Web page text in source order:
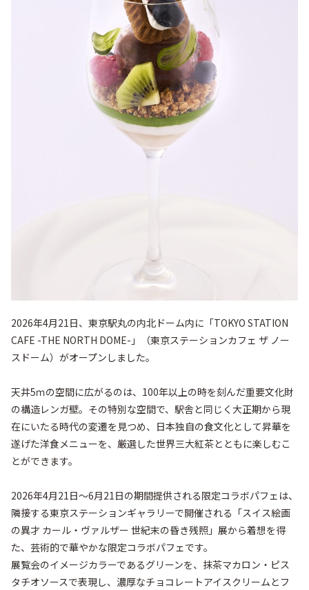
2026年4月21日、東京駅丸の内北ドーム内に「TOKYO STATION
CAFE -THE NORTH DOME-」（東京ステーションカフェ ザ ノー
スドーム）がオープンしました。
天井5ｍの空間に広がるのは、100年以上の時を刻んだ重要文化財
の構造レンガ壁。その特別な空間で、駅舎と同じく大正期から現
在にいたる時代の変遷を見つめ、日本独自の食文化として昇華を
遂げた洋食メニューを、厳選した世界三大紅茶とともに楽しむこ
とができます。
2026年4月21日～6月21日の期間提供される限定コラボパフェは、
隣接する東京ステーションギャラリーで開催される「スイス絵画
の異才 カール・ヴァルザー 世紀末の昏き残照」展から着想を得
た、芸術的で華やかな限定コラボパフェです。
展覧会のイメージカラーであるグリーンを、抹茶マカロン・ピス
タチオソースで表現し、濃厚なチョコレートアイスクリームとフ